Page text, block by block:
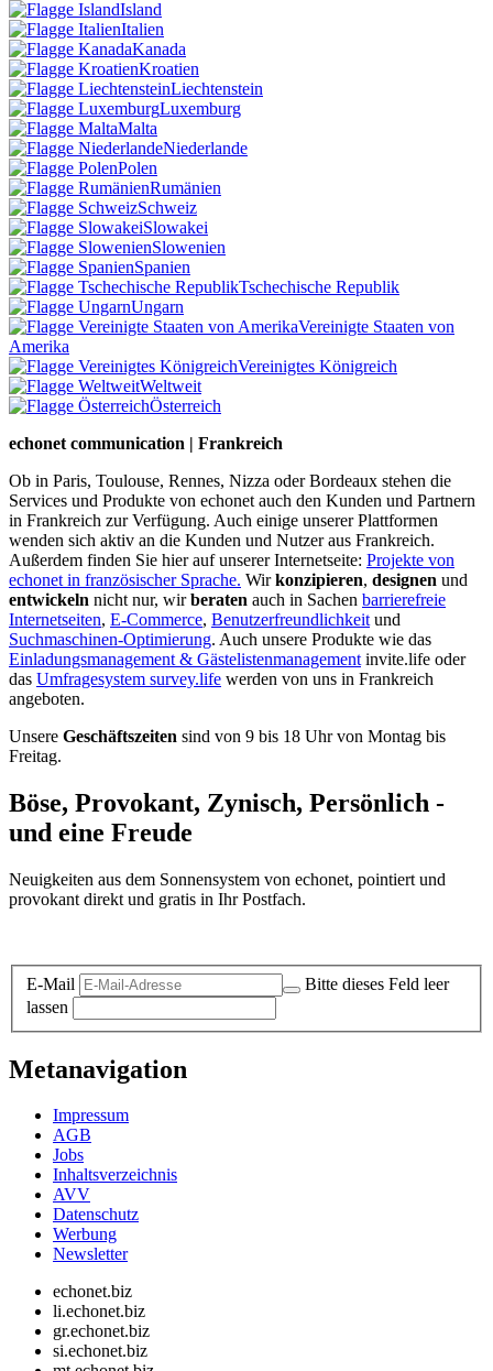
Island
Italien
Kanada
Kroatien
Liechtenstein
Luxemburg
Malta
Niederlande
Polen
Rumänien
Schweiz
Slowakei
Slowenien
Spanien
Tschechische Republik
Ungarn
Vereinigte Staaten von
Amerika
Vereinigtes Königreich
Weltweit
Österreich
echonet communication | Frankreich
Ob in Paris, Toulouse, Rennes, Nizza oder Bordeaux stehen die
Services und Produkte von echonet auch den Kunden und Partnern
in Frankreich zur Verfügung. Auch einige unserer Plattformen
wenden sich aktiv an die Kunden und Nutzer aus Frankreich.
Außerdem finden Sie hier auf unserer Internetseite: Projekte von
echonet in französischer Sprache. Wirkonzipieren, designen und
entwickeln nicht nur, wirberaten auch in Sachen barrierefreie
Internetseiten, E-Commerce, Benutzerfreundlichkeit und
Suchmaschinen-Optimierung. Auch unsere Produkte wie das
Einladungsmanagement & Gästelistenmanagement invite.life oder
das Umfragesystem survey.life werden von uns in Frankreich
angeboten.
Unsere Geschäftszeiten sind von 9 bis 18 Uhr von Montag bis
Freitag.
Böse, Provokant, Zynisch, Persönlich -
und eine Freude
Neuigkeiten aus dem Sonnensystem von echonet, pointiert und
provokant direkt und gratis in Ihr Postfach.
E-Mail
Bitte dieses Feld leer
lassen
Metanavigation
Impressum
AGB
Jobs
Inhaltsverzeichnis
AVV
Datenschutz
Werbung
Newsletter
echonet.biz
li.echonet.biz
gr.echonet.biz
si.echonet.biz